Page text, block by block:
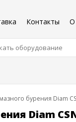
Контакты О
бурения Diam
Diam